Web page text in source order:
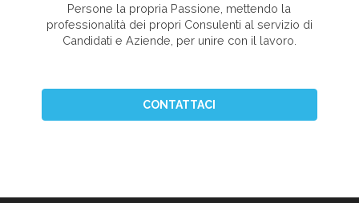
Persone la propria Passione, mettendo la
professionalità dei propri Consulenti al servizio di
Candidati e Aziende, per unire con il lavoro.
CONTATTACI